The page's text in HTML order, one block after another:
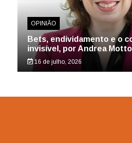
OPINIÃO
Bets, endividamento e o
invisível, por Andrea
16 de julho, 2026